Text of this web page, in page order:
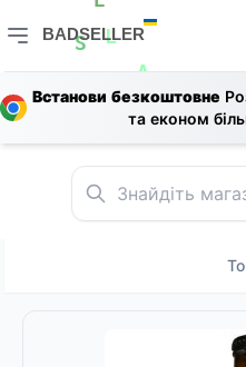
L
0
A
1 A
B E
R
E
L
S
BADSELLER
BADSELLER —
Встанови безкоштовне
та економ